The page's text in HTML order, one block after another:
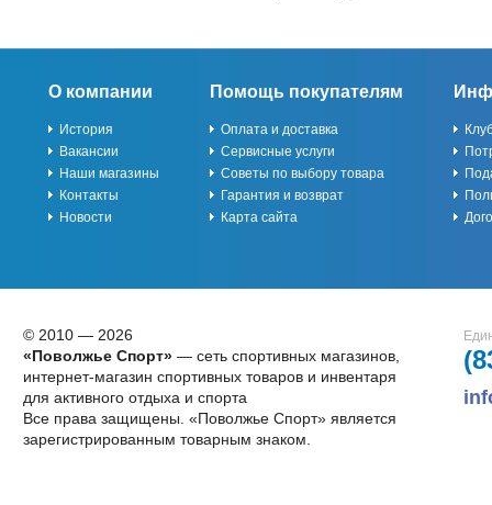
О компании
История
Вакансии
Наши магазины
Контакты
Новости
Помощь покупателям
Оплата и доставка
Сервисные услуги
Советы по выбору товара
Гарантия и возврат
Карта сайта
© 2010 — 2026
«Поволжье Спорт»— сеть спортивных магазинов,
интернет-магазин спортивных товаров и инвентаря
для активного отдыха и спорта
Все права защищены. «Поволжье Спорт» является
зарегистрированным товарным знаком.